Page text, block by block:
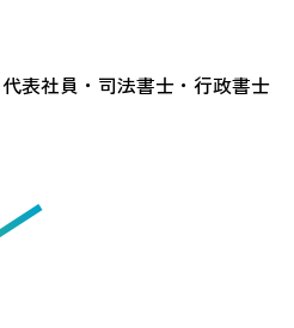
代表社員・司法書士・行政書士